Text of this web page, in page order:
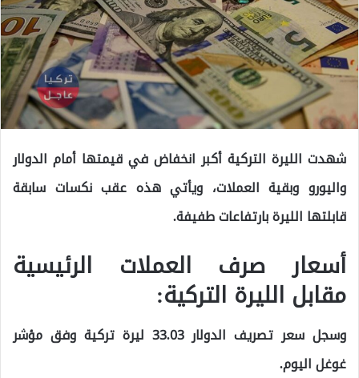
شهدت الليرة التركية أكبر انخفاض في قيمتها أمام الدولار
واليورو وبقية العملات، ويأتي هذه عقب نكسات سابقة
قابلتها الليرة بارتفاعات طفيفة.
أسعار صرف العملات الرئيسية
مقابل الليرة التركية:
وسجل سعر تصريف الدولار 33.03 ليرة تركية وفق مؤشر
غوغل اليوم.